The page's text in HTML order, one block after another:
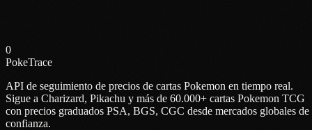
0
PokeTrace
API de seguimiento de precios de cartas Pokemon en tiempo real.
Sigue a Charizard, Pikachu y más de 60.000+ cartas Pokemon TCG
con precios graduados PSA, BGS, CGC desde mercados globales de
confianza.